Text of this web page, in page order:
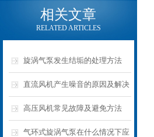
相关文章
RELATED ARTICLES
旋涡气泵发生结垢的处理方法
直流风机产生噪音的原因及解决
方法
高压风机常见故障及避免方法
气环式旋涡气泵在什么情况下应